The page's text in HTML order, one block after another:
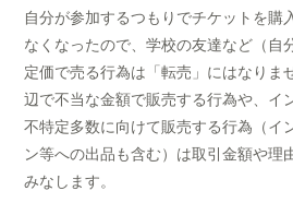
自分が参加するつもりでチケットを購
なくなったので、学校の友達など（自
定価で売る行為は「転売」にはなりま
辺で不当な金額で販売する行為や、イ
不特定多数に向けて販売する行為（イ
ン等への出品も含む）は取引金額や理
みなします。